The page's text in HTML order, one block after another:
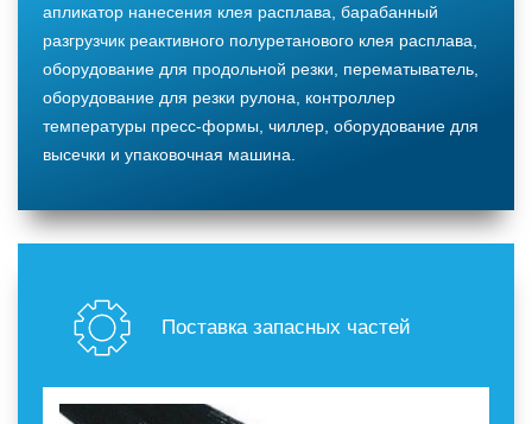
апликатор нанесения клея расплава, барабанный
разгрузчик реактивного полуретанового клея расплава,
оборудование для продольной резки, перематыватель,
оборудование для резки рулона, контроллер
температуры пресс-формы, чиллер, оборудование для
высечки и упаковочная машина.
Поставка запасных частей